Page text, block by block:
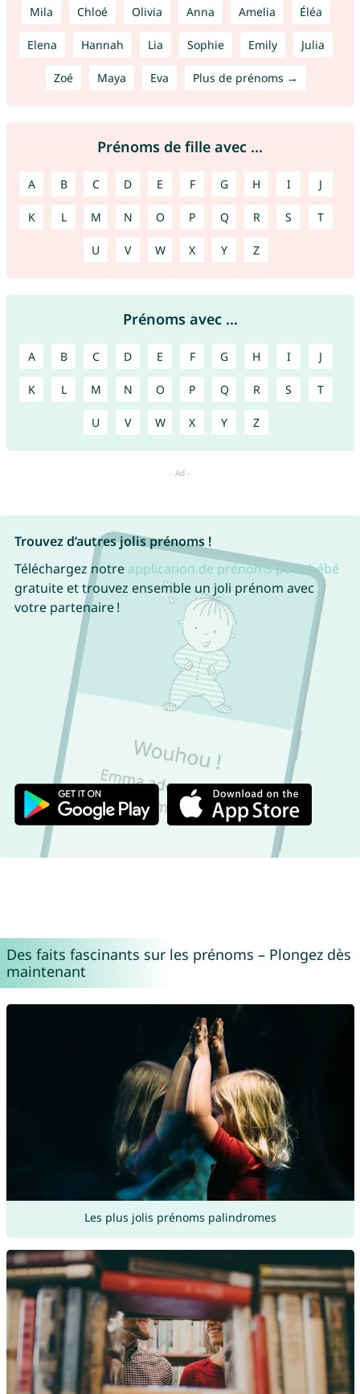
Mila Chloé Olivia Anna Amelia Éléa
Elena Hannah Lia Sophie Emily Julia
Zoé Maya Eva Plus de prénoms →
Prénoms de fille avec ...
A B C D E F G H I J
K L M N O P Q R S T
U V W X Y Z
Prénoms avec ...
A B C D E F G H I J
K L M N O P Q R S T
U V W X Y Z
Trouvez d’autres jolis prénoms !
Téléchargez notre application de prénoms pour bébé
gratuite et trouvez ensemble un joli prénom avec
votre partenaire !
Des faits fascinants sur les prénoms – Plongez dès
maintenant
Les plus jolis prénoms palindromes